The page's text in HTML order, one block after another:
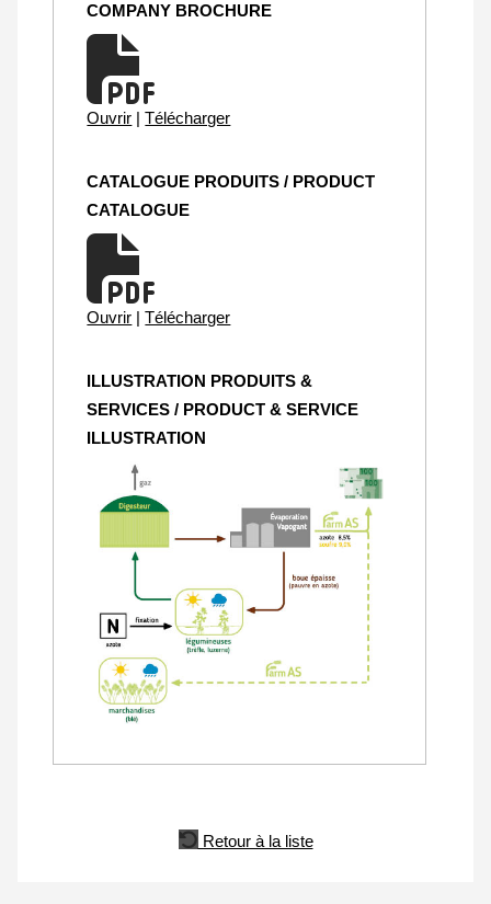
COMPANY BROCHURE
Ouvrir | Télécharger
CATALOGUE PRODUITS / PRODUCT
CATALOGUE
Ouvrir | Télécharger
ILLUSTRATION PRODUITS &
SERVICES / PRODUCT & SERVICE
ILLUSTRATION
Retour à la liste